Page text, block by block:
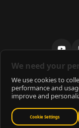
© 2026
ShiftDelete.Net,